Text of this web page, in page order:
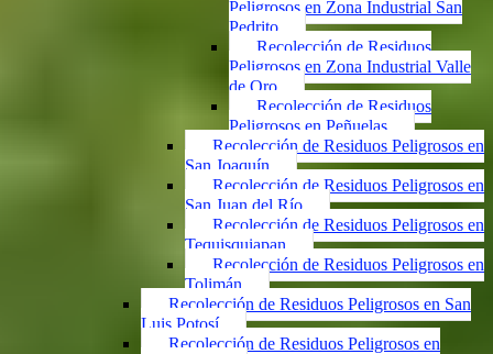
Peligrosos en Zona Industrial San
Pedrito
Recolección de Residuos
Peligrosos en Zona Industrial Valle
de Oro
Recolección de Residuos
Peligrosos en Peñuelas
Recolección de Residuos Peligrosos en
San Joaquín
Recolección de Residuos Peligrosos en
San Juan del Río
Recolección de Residuos Peligrosos en
Tequisquiapan
Recolección de Residuos Peligrosos en
Tolimán
Recolección de Residuos Peligrosos en San
Luis Potosí
Recolección de Residuos Peligrosos en